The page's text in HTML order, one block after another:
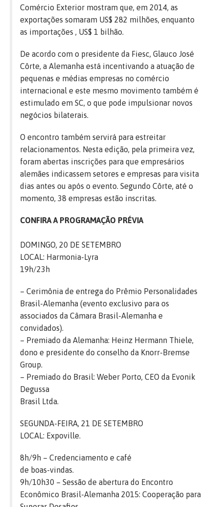
Comércio Exterior mostram que, em 2014, as
exportações somaram US$ 282 milhões, enquanto
as importações , US$ 1 bilhão.
De acordo com o presidente da Fiesc, Glauco José
Côrte, a Alemanha está incentivando a atuação de
pequenas e médias empresas no comércio
internacional e este mesmo movimento também é
estimulado em SC, o que pode impulsionar novos
negócios bilaterais.
O encontro também servirá para estreitar
relacionamentos. Nesta edição, pela primeira vez,
foram abertas inscrições para que empresários
alemães indicassem setores e empresas para visita
dias antes ou após o evento. Segundo Côrte, até o
momento, 38 empresas estão inscritas.
CONFIRA A PROGRAMAÇÃO PRÉVIA
DOMINGO, 20 DE SETEMBRO
LOCAL: Harmonia-Lyra
19h/23h
– Cerimônia de entrega do Prêmio Personalidades
Brasil-Alemanha (evento exclusivo para os
associados da Câmara Brasil-Alemanha e
convidados).
– Premiado da Alemanha: Heinz Hermann Thiele,
dono e presidente do conselho da Knorr-Bremse
Group.
– Premiado do Brasil: Weber Porto, CEO da Evonik
Degussa
Brasil Ltda.
SEGUNDA-FEIRA, 21 DE SETEMBRO
LOCAL: Expoville.
8h/9h – Credenciamento e café
de boas-vindas.
9h/10h30 – Sessão de abertura do Encontro
Econômico Brasil-Alemanha 2015: Cooperação para